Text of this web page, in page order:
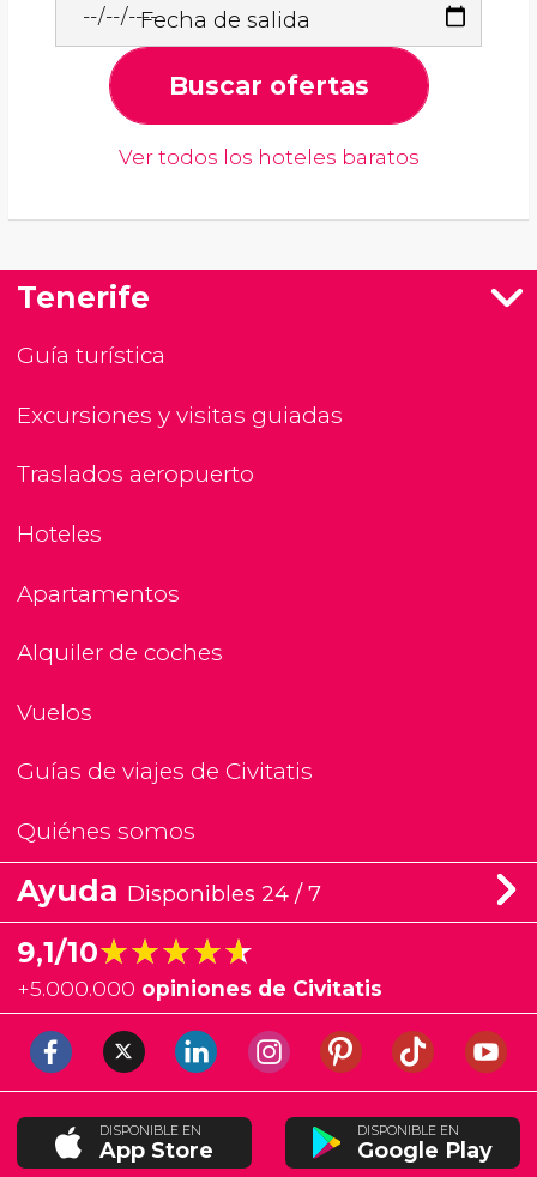
Fecha de salida
Buscar ofertas
Ver todos los hoteles baratos
Tenerife
Guía turística
Excursiones y visitas guiadas
Traslados aeropuerto
Hoteles
Apartamentos
Alquiler de coches
Vuelos
Guías de viajes de Civitatis
Quiénes somos
Ayuda Disponibles 24 / 7
9,1/10★★★★★
★★★★★
+5.000.000 opiniones de Civitatis
DISPONIBLE EN
App Store
DISPONIBLE EN
Google Play